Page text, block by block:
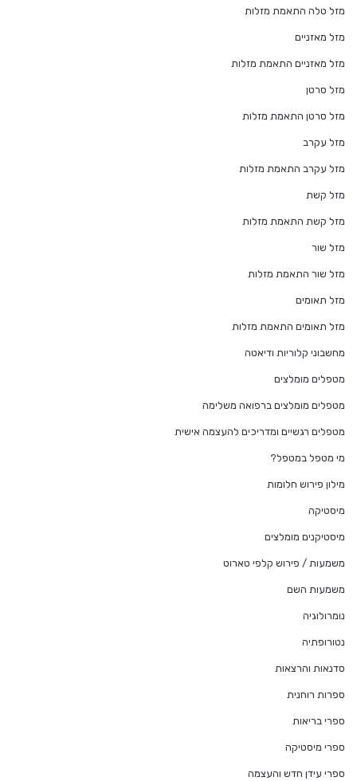
מזל טלה התאמת מזלות
מזל מאזניים
מזל מאזניים התאמת מזלות
מזל סרטן
מזל סרטן התאמת מזלות
מזל עקרב
מזל עקרב התאמת מזלות
מזל קשת
מזל קשת התאמת מזלות
מזל שור
מזל שור התאמת מזלות
מזל תאומים
מזל תאומים התאמת מזלות
מחשבוני קלוריות ודיאטה
מטפלים מומלצים
מטפלים מומלצים ברפואה משלימה
מטפלים רגשיים ומדריכים להעצמה אישית
מי מטפל במטפל?
מילון פירוש חלומות
מיסטיקה
מיסטיקנים מומלצים
משמעות / פירוש קלפי טארוט
משמעות השם
נומרולוגיה
נטורופתיה
סדנאות והרצאות
ספרות רוחנית
ספרי בריאות
ספרי מיסטיקה
ספרי עידן חדש והעצמה